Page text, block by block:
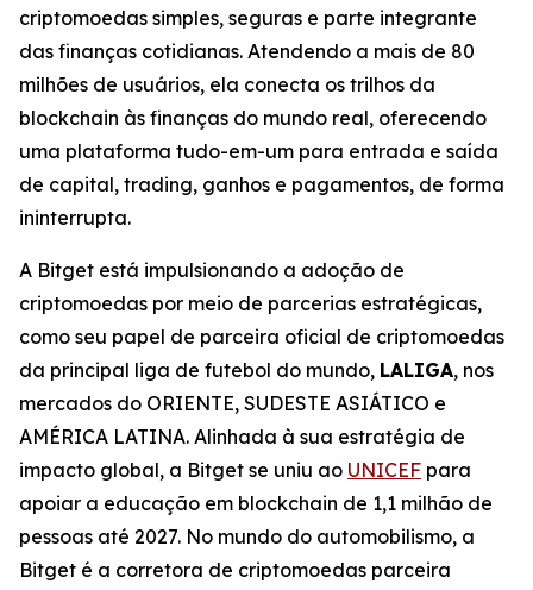
criptomoedas simples, seguras e parte integrante
das finanças cotidianas. Atendendo a mais de 80
milhões de usuários, ela conecta os trilhos da
blockchain às finanças do mundo real, oferecendo
uma plataforma tudo-em-um para entrada e saída
de capital, trading, ganhos e pagamentos, de forma
ininterrupta.
A Bitget está impulsionando a adoção de
criptomoedas por meio de parcerias estratégicas,
como seu papel de parceira oficial de criptomoedas
da principal liga de futebol do mundo, LALIGA, nos
mercados do ORIENTE, SUDESTE ASIÁTICO e
AMÉRICA LATINA. Alinhada à sua estratégia de
impacto global, a Bitget se uniu ao UNICEF para
apoiar a educação em blockchain de 1,1 milhão de
pessoas até 2027. No mundo do automobilismo, a
Bitget é a corretora de criptomoedas parceira